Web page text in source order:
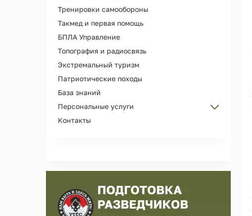
Как помочь
Видео
Библиотека клуба
Тренировки самообороны
Такмед и первая помощь
БПЛА Управление
Топография и радиосвязь
Экстремальный туризм
Патриотические походы
База знаний
Персональные услуги
Персональные тренировки
Контакты